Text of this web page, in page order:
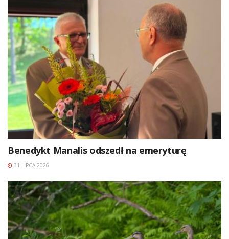
Benedykt Manalis odszedł na emeryturę
31 LIPCA 2026